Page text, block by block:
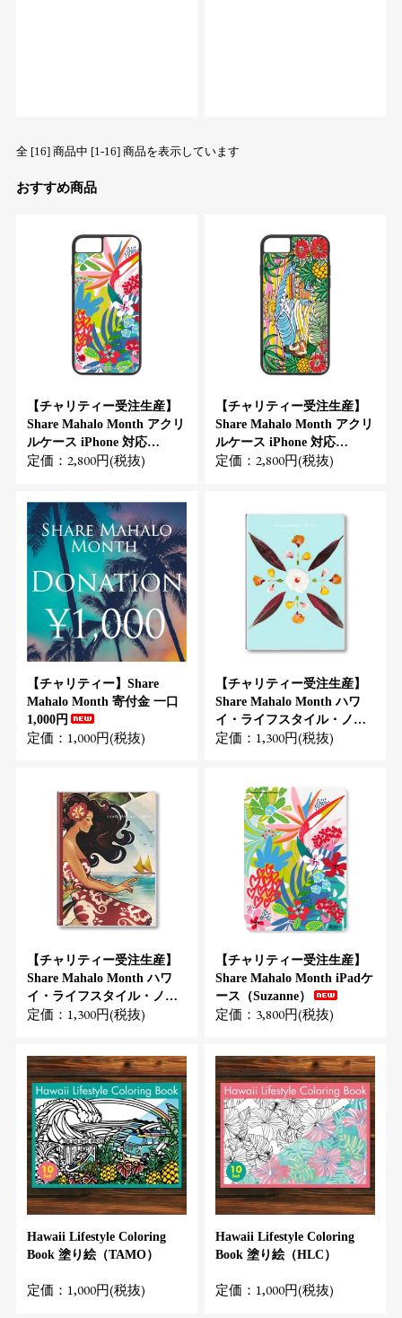
全 [16] 商品中 [1-16] 商品を表示しています
おすすめ商品
【チャリティー受注生産】
Share Mahalo Month アクリ
ルケース iPhone 対応
（Suzanne）
定価：2,800円(税抜)
【チャリティー受注生産】
Share Mahalo Month アクリ
ルケース iPhone 対応
（Tamo）
定価：2,800円(税抜)
【チャリティー】Share
Mahalo Month 寄付金 一口
1,000円
定価：1,000円(税抜)
【チャリティー受注生産】
Share Mahalo Month ハワ
イ・ライフスタイル・ノー
ト（Lola Pilar Hawaii）
定価：1,300円(税抜)
【チャリティー受注生産】
Share Mahalo Month ハワ
イ・ライフスタイル・ノー
ト（Kat）
定価：1,300円(税抜)
【チャリティー受注生産】
Share Mahalo Month iPadケ
ース（Suzanne）
定価：3,800円(税抜)
Hawaii Lifestyle Coloring
Book 塗り絵（TAMO）
定価：1,000円(税抜)
Hawaii Lifestyle Coloring
Book 塗り絵（HLC）
定価：1,000円(税抜)